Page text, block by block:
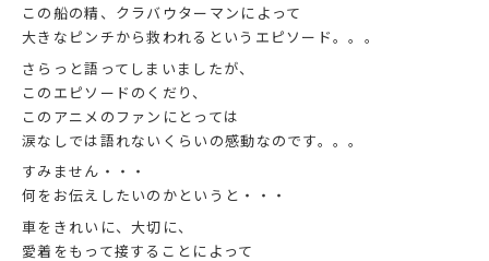
この船の精、クラバウターマンによって
大きなピンチから救われるというエピソード。。。
さらっと語ってしまいましたが、
このエピソードのくだり、
このアニメのファンにとっては
涙なしでは語れないくらいの感動なのです。。。
すみません・・・
何をお伝えしたいのかというと・・・
車をきれいに、大切に、
愛着をもって接することによって